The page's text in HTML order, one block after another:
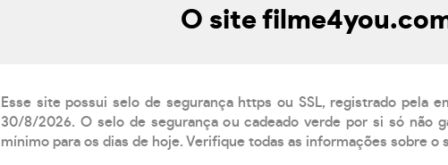
O site
Esse site possui selo de segurança https ou SSL, registrado pela
30/8/2026. O selo de segurança ou cadeado verde por si só não
mínimo para os dias de hoje. Verifique todas as informações sobre o